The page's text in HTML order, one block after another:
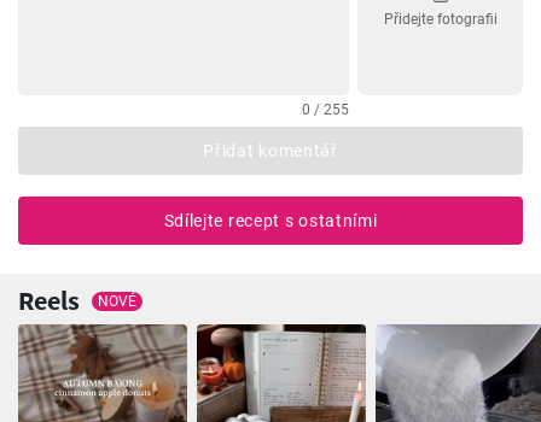
0 / 255
Přidejte fotografii
Přidat komentář
Sdílejte recept s ostatními
Reels NOVÉ